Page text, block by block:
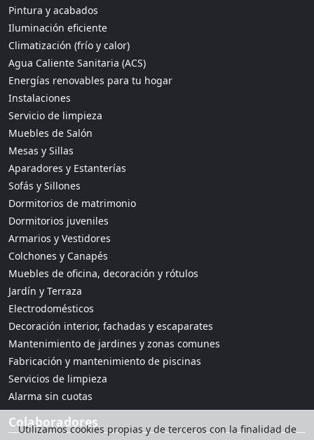
Utilizamos cookies propias y de terceros con la finalidad de
Pintura y acabados
Iluminación eficiente
Climatización (frío y calor)
Agua Caliente Sanitaria (ACS)
Energías renovables para tu hogar
Instalaciones
Servicio de limpieza
Muebles de Salón
Mesas y Sillas
Aparadores y Estanterías
Sofás y Sillones
Dormitorios de matrimonio
Dormitorios juveniles
Armarios y Vestidores
Colchones y Canapés
Muebles de oficina, decoración y rótulos
Jardín y Terraza
Electrodomésticos
Decoración interior, fachadas y escaparates
Mantenimiento de jardines y zonas comunes
Fabricación y mantenimiento de piscinas
Servicios de limpieza
Alarma sin cuotas
Colaboradores